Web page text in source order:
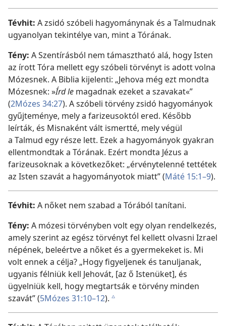
Tévhit: A zsidó szóbeli hagyománynak és a Talmudnak
ugyanolyan tekintélye van, mint a Tórának.
Tény: A Szentírásból nem támasztható alá, hogy Isten
az írott Tóra mellett egy szóbeli törvényt is adott volna
Mózesnek. A Biblia kijelenti: „Jehova még ezt mondta
Mózesnek: »Írd le magadnak ezeket a szavakat«”
(2Mózes 34:27). A szóbeli törvény zsidó hagyományok
gyűjteménye, mely a farizeusoktól ered. Később
leírták, és Misnaként vált ismertté, mely végül
a Talmud egy része lett. Ezek a hagyományok gyakran
ellentmondtak a Tórának. Ezért mondta Jézus a
farizeusoknak a következőket: „érvénytelenné tettétek
az Isten szavát a hagyományotok miatt” (Máté 15:1–9).
Tévhit: A nőket nem szabad a Tórából tanítani.
Tény: A mózesi törvényben volt egy olyan rendelkezés,
amely szerint az egész törvényt fel kellett olvasni Izrael
népének, beleértve a nőket és a gyermekeket is. Mi
volt ennek a célja? „Hogy figyeljenek és tanuljanak,
ugyanis félniük kell Jehovát, [az ő Istenüket], és
ügyelniük kell, hogy megtartsák e törvény minden
szavát” (5Mózes 31:10–12). c